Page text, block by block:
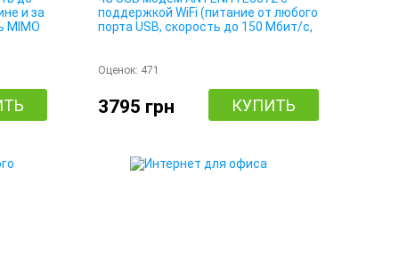
и за
MIMO
поддержкой WiFi (питание от любого
порта USB, скорость до 150 Мбит/с,
Оценок: 471
3795 грн КУПИТЬ